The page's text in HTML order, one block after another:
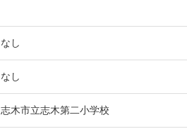
なし
なし
志木市立志木第二小学校